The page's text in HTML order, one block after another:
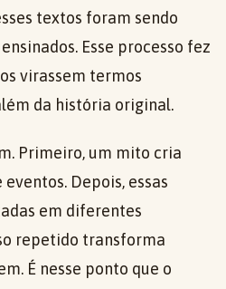
textos foram sendo
Esse processo fez
virassem termos
da história original.
Primeiro, um mito cria
Depois, essas
em diferentes
repetido transforma
É nesse ponto que o